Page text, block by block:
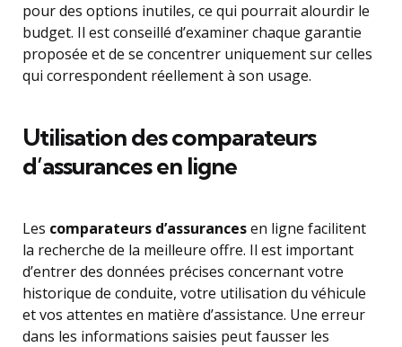
pour des options inutiles, ce qui pourrait alourdir le
budget. Il est conseillé d’examiner chaque garantie
proposée et de se concentrer uniquement sur celles
qui correspondent réellement à son usage.
Utilisation des comparateurs
d’assurances en ligne
Les comparateurs d’assurancesen ligne facilitent
la recherche de la meilleure offre. Il est important
d’entrer des données précises concernant votre
historique de conduite, votre utilisation du véhicule
et vos attentes en matière d’assistance. Une erreur
dans les informations saisies peut fausser les